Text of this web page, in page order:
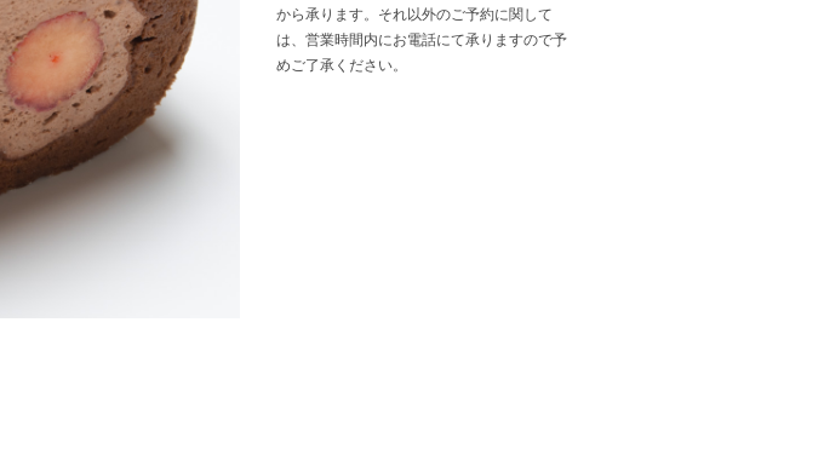
から承ります。それ以外のご予約に関して
は、営業時間内にお電話にて承りますので予
めご了承ください。